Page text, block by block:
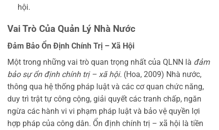
hội.
Vai Trò Của Quản Lý Nhà Nước
Đảm Bảo Ổn Định Chính Trị – Xã Hội
Một trong những vai trò quan trọng nhất của QLNN là đảm
bảo sự ổn định chính trị – xã hội. (Hoa, 2009) Nhà nước,
thông qua hệ thống pháp luật và các cơ quan chức năng,
duy trì trật tự công cộng, giải quyết các tranh chấp, ngăn
ngừa các hành vi vi phạm pháp luật và bảo vệ quyền lợi
hợp pháp của công dân. Ổn định chính trị – xã hội là tiền